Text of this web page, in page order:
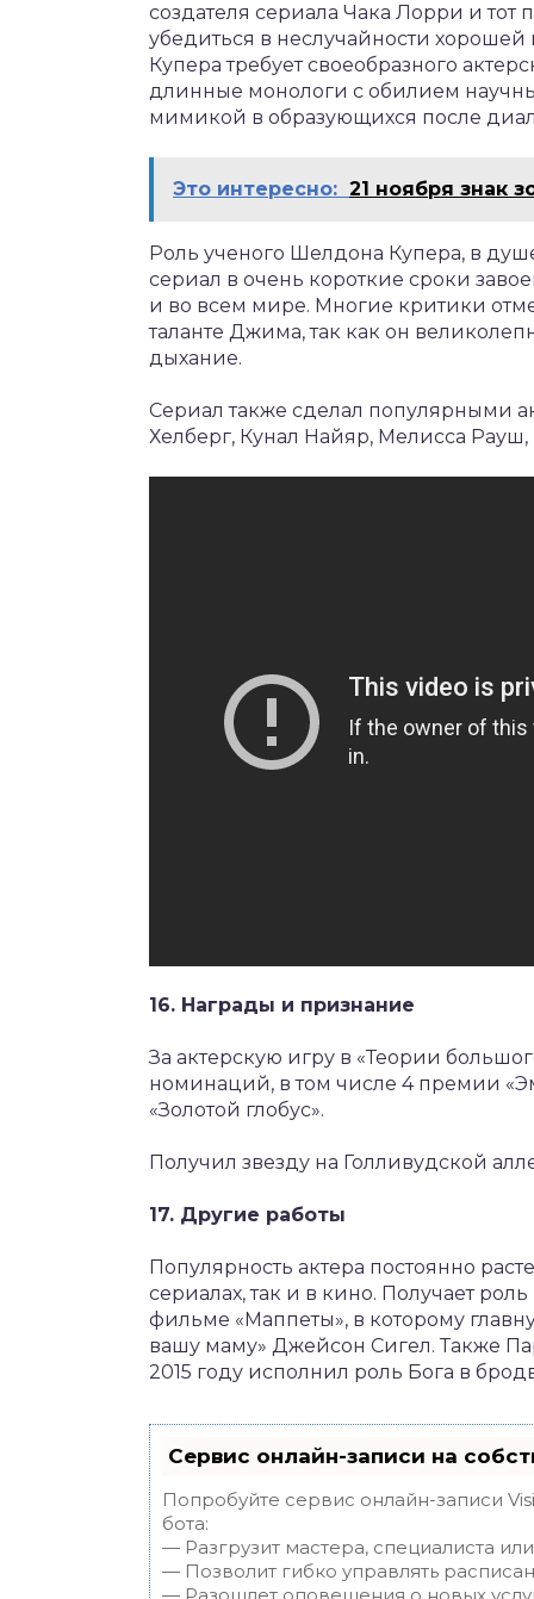
создателя сериала Чака Лорри и тот
убедиться в неслучайности
Купера требует своеобразного
длинные монологи с обилием
мимикой в образующихся после
Это интересно: 21 ноября знак
Роль ученого Шелдона Купера, в
сериал в очень короткие сроки
и во всем мире. Многие критики
таланте Джима, так как он
дыхание.
Сериал также сделал популярными
Хелберг, Кунал Найяр, Мелисса
16. Награды и признание
За актерскую игру в «Теории
номинаций, в том числе 4 премии
«Золотой глобус».
Получил звезду на Голливудской
17. Другие работы
Популярность актера постоянно
сериалах, так и в кино. Получает
фильме «Маппеты», в которому
вашу маму» Джейсон Сигел. Также
2015 году исполнил роль Бога в
Сервис онлайн-записи на
Попробуйте сервис онлайн-записи
бота:
— Разгрузит мастера, специалиста
— Позволит гибко управлять